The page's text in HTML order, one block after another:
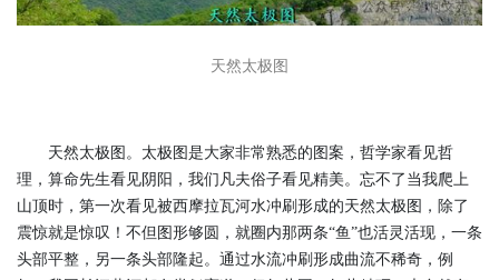
天然太极图
天然太极图。太极图是大家非常熟悉的图案，哲学家看见哲
理，算命先生看见阴阳，我们凡夫俗子看见精美。忘不了当我爬上
山顶时，第一次看见被西摩拉瓦河水冲刷形成的天然太极图，除了
震惊就是惊叹！不但图形够圆，就圈内那两条“鱼”也活灵活现，一条
头部平整，另一条头部隆起。通过水流冲刷形成曲流不稀奇，例